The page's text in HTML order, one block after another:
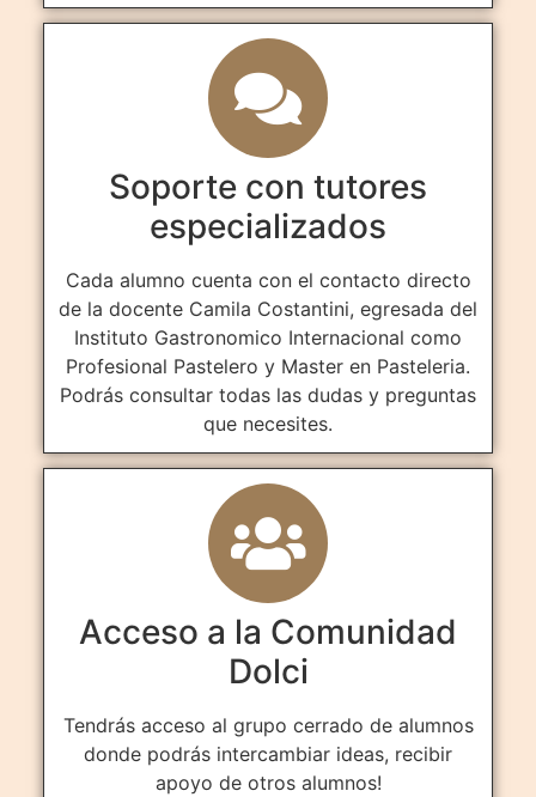
Soporte con tutores
especializados
Cada alumno cuenta con el contacto directo
de la docente Camila Costantini, egresada del
Instituto Gastronomico Internacional como
Profesional Pastelero y Master en Pasteleria.
Podrás consultar todas las dudas y preguntas
que necesites.
Acceso a la Comunidad
Dolci
Tendrás acceso al grupo cerrado de alumnos
donde podrás intercambiar ideas, recibir
apoyo de otros alumnos!